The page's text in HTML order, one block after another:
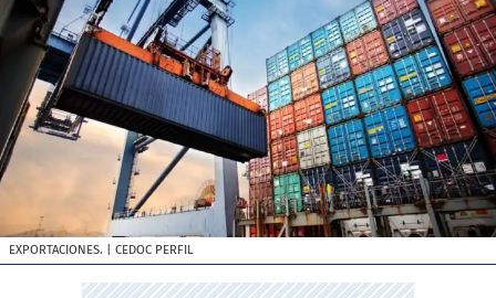
EXPORTACIONES. | CEDOC PERFIL